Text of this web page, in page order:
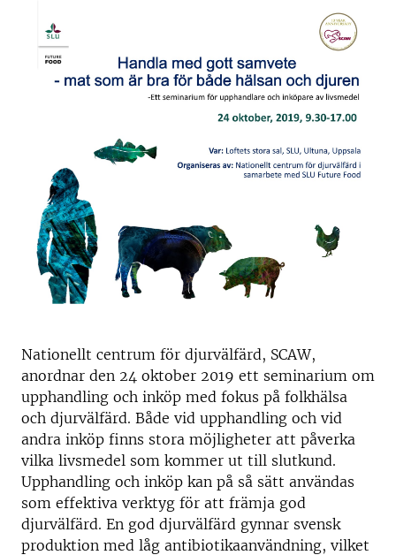
Nationellt centrum för djurvälfärd, SCAW,
anordnar den 24 oktober 2019 ett seminarium om
upphandling och inköp med fokus på folkhälsa
och djurvälfärd. Både vid upphandling och vid
andra inköp finns stora möjligheter att påverka
vilka livsmedel som kommer ut till slutkund.
Upphandling och inköp kan på så sätt användas
som effektiva verktyg för att främja god
djurvälfärd. En god djurvälfärd gynnar svensk
produktion med låg antibiotikaanvändning, vilket